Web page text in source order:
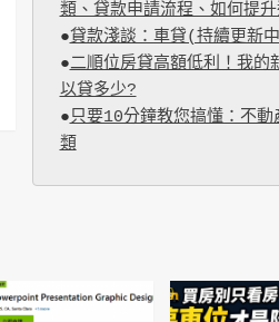
類、貸款申請流程、如何提升
●貸款淺談：車貸(持續更新
●二順位房貸高額低利！我的
以貸多少?
●只要10分鐘教您搞懂：不動
類